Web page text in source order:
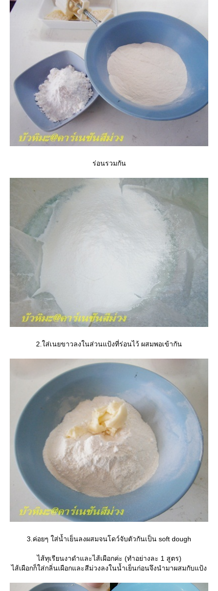
ร่อนรวมกัน
2.ใส่เนยขาวลงในส่วนแป้งที่ร่อนไว้ ผสมพอเข้ากัน
3.ค่อยๆ ใส่น้ำเย็นลงผสมจนโดว์จับตัวกันเป็น soft dough
ไส้ทุเรียนงาดำและไส้เผือกค่ะ (ทำอย่างละ 1 สูตร)
ไส้เผือกก็ใส่กลิ่นเผือกและสีม่วงลงในน้ำเย็นก่อนจึงนำมาผสมกับแป้ง